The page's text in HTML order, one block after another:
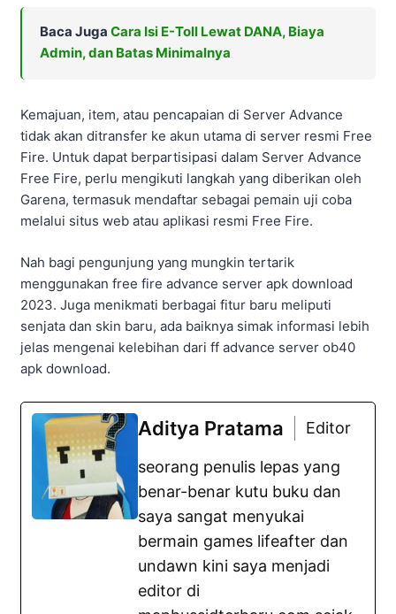
Baca Juga Cara Isi E-Toll Lewat DANA, Biaya
Admin, dan Batas Minimalnya
Kemajuan, item, atau pencapaian di Server Advance
tidak akan ditransfer ke akun utama di server resmi Free
Fire. Untuk dapat berpartisipasi dalam Server Advance
Free Fire, perlu mengikuti langkah yang diberikan oleh
Garena, termasuk mendaftar sebagai pemain uji coba
melalui situs web atau aplikasi resmi Free Fire.
Nah bagi pengunjung yang mungkin tertarik
menggunakan free fire advance server apk download
2023. Juga menikmati berbagai fitur baru meliputi
senjata dan skin baru, ada baiknya simak informasi lebih
jelas mengenai kelebihan dari ff advance server ob40
apk download.
Aditya Pratama Editor
seorang penulis lepas yang
benar-benar kutu buku dan
saya sangat menyukai
bermain games lifeafter dan
undawn kini saya menjadi
editor di